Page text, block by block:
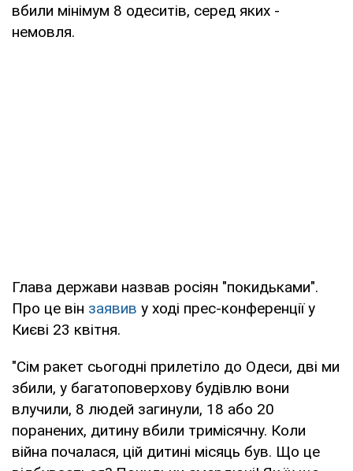
вбили мінімум 8 одеситів, серед яких -
немовля.
Глава держави назвав росіян "покидьками".
Про це він заявив у ході прес-конференції у
Києві 23 квітня.
"Сім ракет сьогодні прилетіло до Одеси, дві ми
збили, у багатоповерхову будівлю вони
влучили, 8 людей загинули, 18 або 20
поранених, дитину вбили тримісячну. Коли
війна почалася, цій дитині місяць був. Що це